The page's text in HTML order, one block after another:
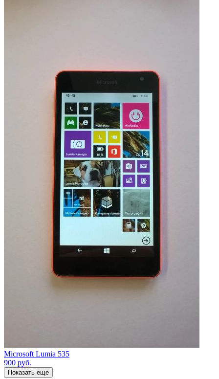
Microsoft Lumia 535
900 руб.
Показать еще